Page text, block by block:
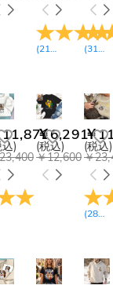
(21レビュー)
(31レ
11,871
)
￥6,291
(税込)
￥12,600
￥
(税込)
￥
(28レ